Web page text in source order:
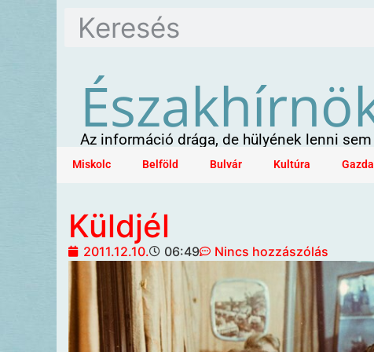
Az információ drága, de hülyének lenni
Miskolc Belföld Bulvár Kultúra
Küldjél
2011.12.10. 06:49 Nincs hozzászólás